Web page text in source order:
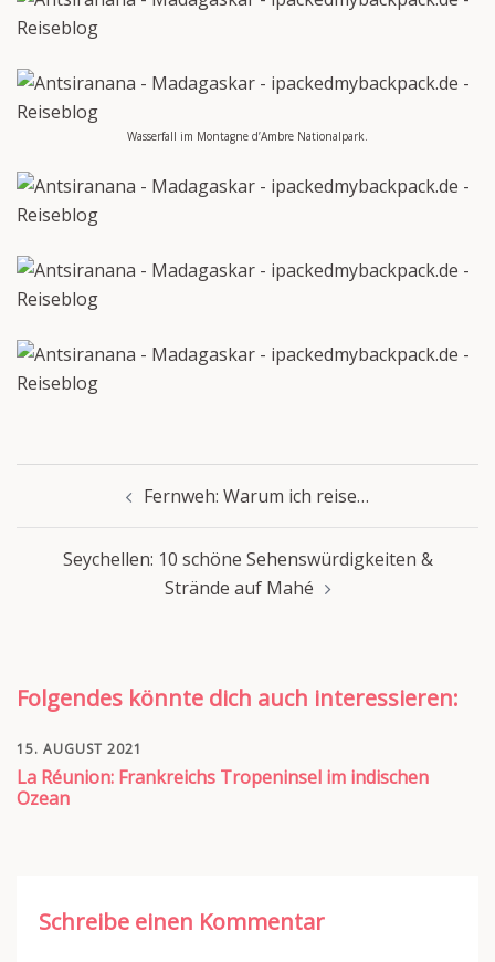
Wasserfall im Montagne d’Ambre Nationalpark.
BeitragsnavigationFernweh: Warum ich reise…
Seychellen: 10 schöne Sehenswürdigkeiten &
Strände auf Mahé
Folgendes könnte dich auch interessieren:
15. AUGUST 2021
La Réunion: Frankreichs Tropeninsel im indischen
Ozean
Schreibe einen Kommentar